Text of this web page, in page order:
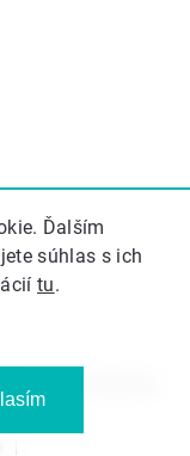
Ďalším
súhlas s ich
tu.